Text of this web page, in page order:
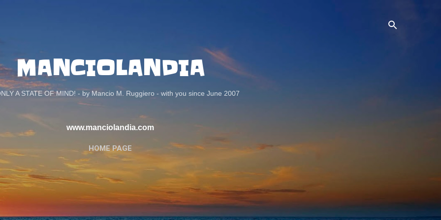
MANCIOLANDIA
A STATE OF MIND! - by Mancio M. Ruggiero - with you since June 2007
www.manciolandia.com
HOME PAGE